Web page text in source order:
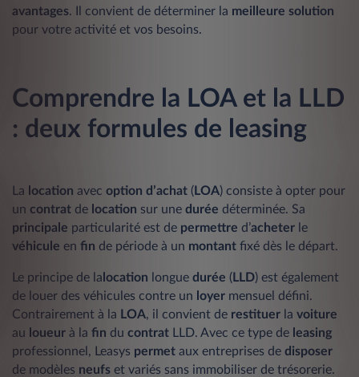
avantages. Il convient de déterminer la meilleure solution
pour votre activité et vos besoins.
Comprendre la LOA et la LLD
: deux formules de leasing
La location avec option d’achat ( LOA) consiste à opter pour
un contrat de location sur une durée déterminée. Sa
principale particularité est de permettre d’acheter le
véhicule en fin de période à un montant fixé dès le départ.
Le principe de la location longue durée ( LLD) est également
de louer des véhicules contre un loyer mensuel défini.
Contrairement à la LOA, il convient de restituer la voiture
au
loueur à la fin du contrat LLD. Avec ce type de leasing
professionnel, Leasys permet aux entreprises de disposer
de modèles neufs et variés sans immobiliser de trésorerie.